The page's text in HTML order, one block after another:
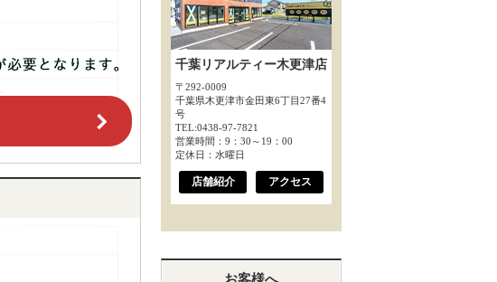
千葉リアルティー木更津店
〒292-0009
千葉県木更津市金田東6丁目27番4
号
TEL:0438-97-7821
営業時間：9：30～19：00
定休日：水曜日
店舗紹介 アクセス